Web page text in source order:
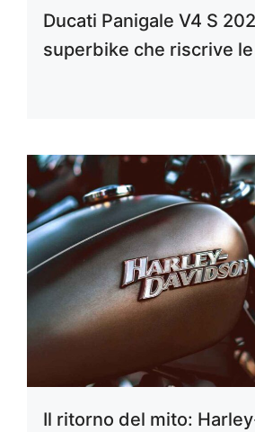
Ducati Panigale V4 S
superbike che riscrive
Il ritorno del mito: